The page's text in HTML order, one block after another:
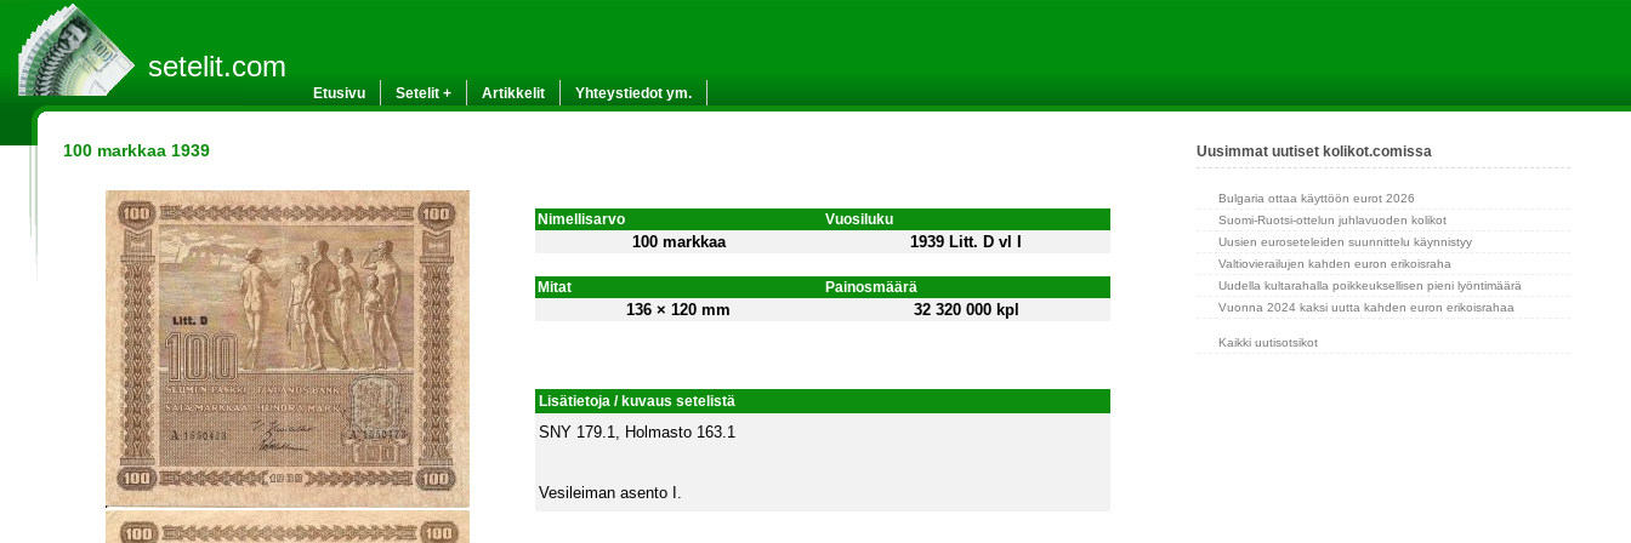
setelit.com
Etusivu Setelit + Artikkelit Yhteystiedot ym.
100 markkaa 1939
Nimellisarvo Vuosiluku
100 markkaa 1939 Litt. D vl I
Mitat Painosmäärä
136 × 120 mm 32 320 000 kpl
Lisätietoja / kuvaus setelistä
SNY 179.1, Holmasto 163.1
Vesileiman asento I.
Uusimmat uutiset kolikot.comissa
Bulgaria ottaa käyttöön eurot 2026
Suomi-Ruotsi-ottelun juhlavuoden kolikot
Uusien euroseteleiden suunnittelu käynnistyy
Valtiovierailujen kahden euron erikoisraha
Uudella kultarahalla poikkeuksellisen pieni lyöntimäärä
Vuonna 2024 kaksi uutta kahden euron erikoisrahaa
Kaikki uutisotsikot